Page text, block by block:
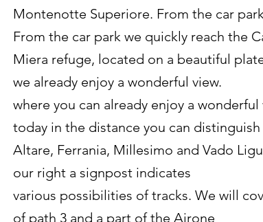
Montenotte Superiore. From the car
From the car park we quickly reach the
Miera refuge, located on a beautiful
we already enjoy a wonderful view.
where you can already enjoy a wonderful
today in the distance you can distinguish
Altare, Ferrania, Millesimo and Vado
our right a signpost indicates
various possibilities of tracks. We will
of path 3 and a part of the Airone